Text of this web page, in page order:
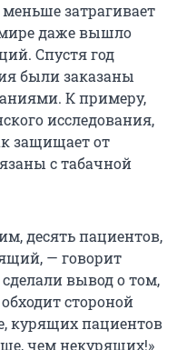
затрагивает
даже вышло
Спустя год
были заказаны
К примеру,
исследования,
защищает от
с табачной
десять пациентов,
— говорит
вывод о том,
стороной
курящих пациентов
чем некурящих!»